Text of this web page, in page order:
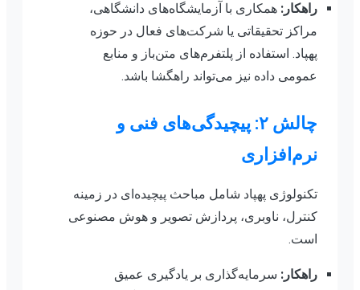
راهکار: همکاری با آزمایشگاه‌های دانشگاهی،
مراکز تحقیقاتی یا شرکت‌های فعال در حوزه
پهپاد. استفاده از پلتفرم‌های متن‌باز و منابع
عمومی داده نیز می‌تواند راهگشا باشد.
چالش ۲: پیچیدگی‌های فنی و
نرم‌افزاری
تکنولوژی پهپاد شامل مباحث پیچیده‌ای در زمینه
کنترل، ناوبری، پردازش تصویر و هوش مصنوعی
است.
راهکار: سرمایه‌گذاری بر یادگیری عمیق